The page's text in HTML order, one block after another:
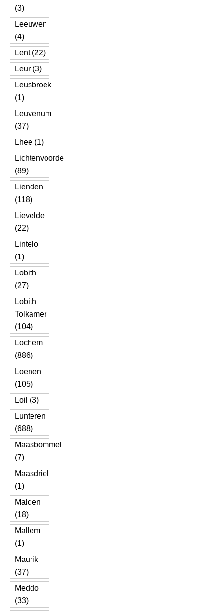
(3)
Leeuwen
(4)
Lent (22)
Leur (3)
Leusbroek
(1)
Leuvenum
(37)
Lhee (1)
Lichtenvoorde
(89)
Lienden
(118)
Lievelde
(22)
Lintelo
(1)
Lobith
(27)
Lobith
Tolkamer
(104)
Lochem
(886)
Loenen
(105)
Loil (3)
Lunteren
(688)
Maasbommel
(7)
Maasdriel
(1)
Malden
(18)
Mallem
(1)
Maurik
(37)
Meddo
(33)